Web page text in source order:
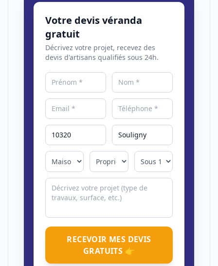
Votre devis véranda
gratuit
Décrivez votre projet, recevez des
devis d'artisans qualifiés sous 24h.
RECEVOIR MES DEVIS
GRATUITS 👉